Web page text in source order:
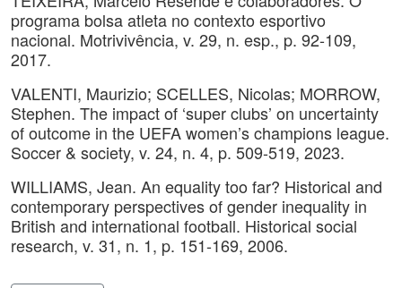
programa bolsa atleta no contexto esportivo
nacional. Motrivivência, v. 29, n. esp., p. 92-109,
2017.
VALENTI, Maurizio; SCELLES, Nicolas; MORROW,
Stephen. The impact of ‘super clubs’ on uncertainty
of outcome in the UEFA women’s champions league.
Soccer & society, v. 24, n. 4, p. 509-519, 2023.
WILLIAMS, Jean. An equality too far? Historical and
contemporary perspectives of gender inequality in
British and international football. Historical social
research, v. 31, n. 1, p. 151-169, 2006.